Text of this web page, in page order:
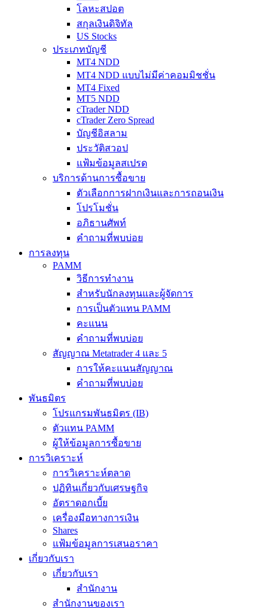
โลหะสปอต
สกุลเงินดิจิทัล
US Stocks
ประเภทบัญชี
MT4 NDD
MT4 NDD แบบไม่มีค่าคอมมิชชั่น
MT4 Fixed
MT5 NDD
cTrader NDD
cTrader Zero Spread
บัญชีอิสลาม
ประวัติสวอป
แฟ้มข้อมูลสเปรด
บริการด้านการซื้อขาย
ตัวเลือกการฝากเงินและการถอนเงิน
โปรโมชั่น
อภิธานศัพท์
คำถามที่พบบ่อย
การลงทุน
PAMM
วิธีการทำงาน
สำหรับนักลงทุนและผู้จัดการ
การเป็นตัวแทน PAMM
คะแนน
คำถามที่พบบ่อย
สัญญาณ Metatrader 4 และ 5
การให้คะแนนสัญญาณ
คำถามที่พบบ่อย
พันธมิตร
โปรแกรมพันธมิตร (IB)
ตัวแทน PAMM
ผู้ให้ข้อมูลการซื้อขาย
การวิเคราะห์
การวิเคราะห์ตลาด
ปฏิทินเกี่ยวกับเศรษฐกิจ
อัตราดอกเบี้ย
เครื่องมือทางการเงิน
Shares
แฟ้มข้อมูลการเสนอราคา
เกี่ยวกับเรา
เกี่ยวกับเรา
สำนักงาน
สำนักงานของเรา